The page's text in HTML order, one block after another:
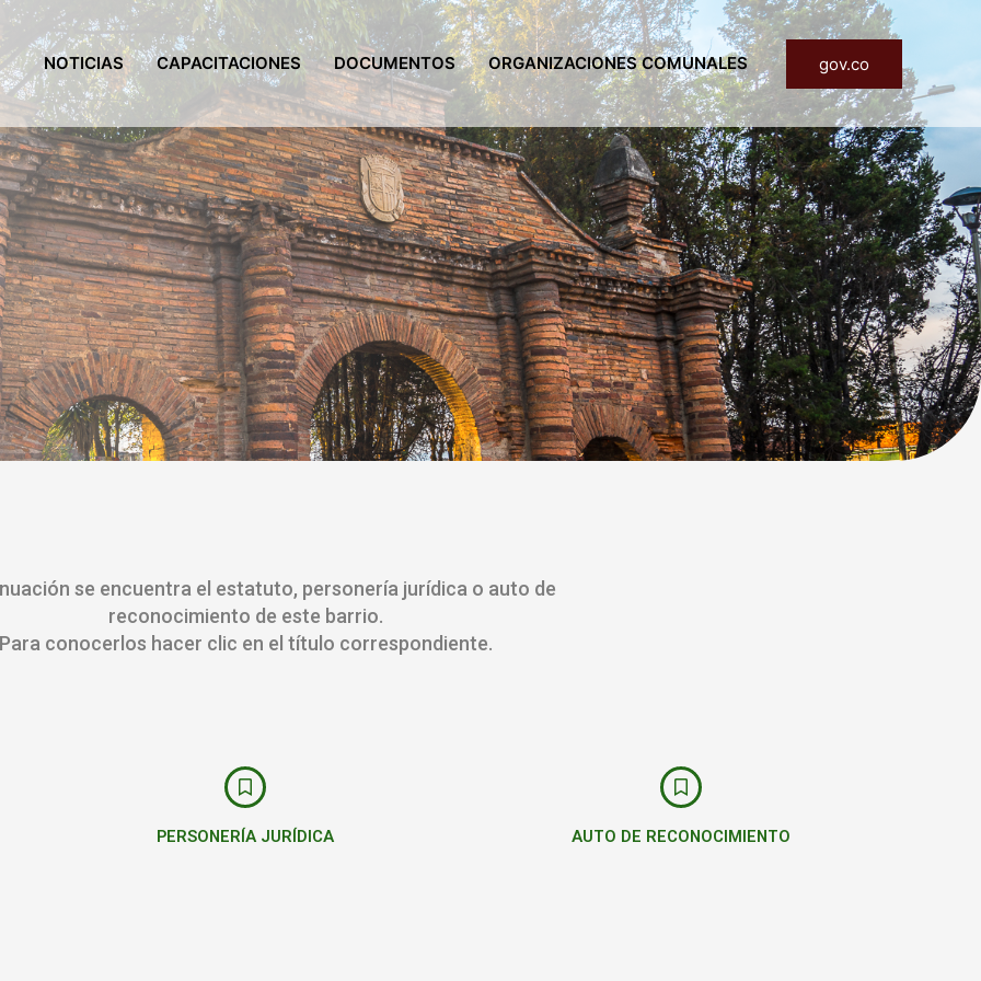
NOTICIAS CAPACITACIONES DOCUMENTOS ORGANIZACIONES COMUNALES gov.co
se encuentra el estatuto, personería jurídica o auto de
reconocimiento de este barrio.
Para conocerlos hacer clic en el título correspondiente.
PERSONERÍA JURÍDICA AUTO DE RECONOCIMIENTO